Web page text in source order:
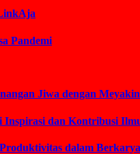
Pandemi
Jiwa dengan
dan Kontribusi
dalam